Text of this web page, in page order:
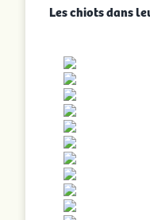
Les chiots dans